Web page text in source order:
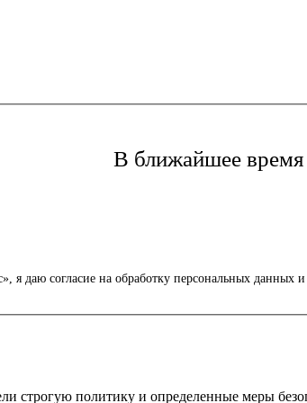
В ближайшее время
я даю согласие на обработку персональных данных
строгую политику и определенные меры